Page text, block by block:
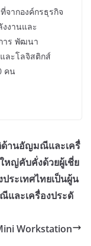
จากองค์กรธุรกิจ
งงานและ
าร พัฒนา
ละโลจิสติกส์
คน
ด้านอัญมณีและเครื่
หญ่คับคั่งด้วยผู้เชี่ย
ระเทศไทยเป็นผู้น
ละเครื่องประดั
Workstation